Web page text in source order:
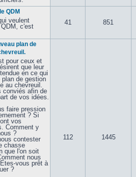
QDM
veulent
c'est
41 851
plan de
pour ceux et
que leur
en ce qui
plan de gestion
au chevreuil.
conviés afin de
de vos idées.
faire pression
? Si
vos
Comment y
?
contester
chasse
que l'on soit
nous
vous prêt à
?
112 1445